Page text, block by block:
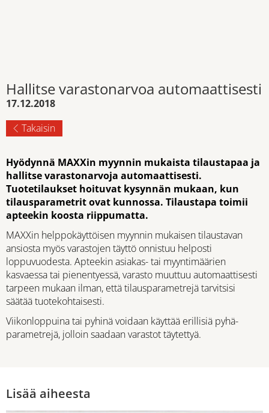
Hallitse varastonarvoa automaattisesti
17.12.2018
Takaisin
Hyödynnä MAXXin myynnin mukaista tilaustapaa ja
hallitse varastonarvoja automaattisesti.
Tuotetilaukset hoituvat kysynnän mukaan, kun
tilausparametrit ovat kunnossa. Tilaustapa toimii
apteekin koosta riippumatta.
MAXXin helppokäyttöisen myynnin mukaisen tilaustavan
ansiosta myös varastojen täyttö onnistuu helposti
loppuvuodesta. Apteekin asiakas- tai myyntimäärien
kasvaessa tai pienentyessä, varasto muuttuu automaattisesti
tarpeen mukaan ilman, että tilausparametrejä tarvitsisi
säätää tuotekohtaisesti.
Viikonloppuina tai pyhinä voidaan käyttää erillisiä pyhä-
parametrejä, jolloin saadaan varastot täytettyä.
Lisää aiheesta